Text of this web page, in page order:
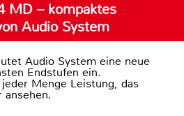
MD – kompaktes
Audio System
Audio System eine neue
Endstufen ein.
Menge Leistung, das